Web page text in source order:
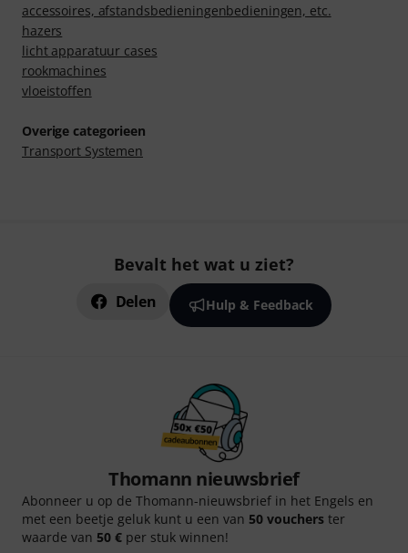
accessoires, afstandsbedieningenbedieningen, etc.
hazers
licht apparatuur cases
rookmachines
vloeistoffen
Overige categorieen
Transport Systemen
Bevalt het wat u ziet?
Delen Hulp & Feedback
Thomann nieuwsbrief
Abonneer u op de Thomann-nieuwsbrief in het Engels en
met een beetje geluk kunt u een van 50 vouchers ter
waarde van 50 € per stuk winnen!